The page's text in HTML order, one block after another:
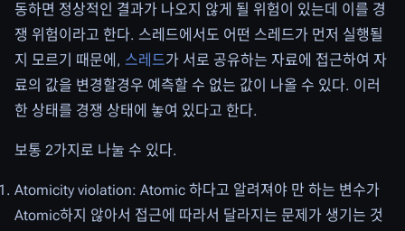
동하면 정상적인 결과가 나오지 않게 될 위험이 있는데 이를 경
쟁 위험이라고 한다. 스레드에서도 어떤 스레드가 먼저 실행될
지 모르기 때문에, 스레드가 서로 공유하는 자료에 접근하여 자
료의 값을 변경할경우 예측할 수 없는 값이 나올 수 있다. 이러
한 상태를 경쟁 상태에 놓여 있다고 한다.
보통 2가지로 나눌 수 있다.
Atomicity violation: Atomic 하다고 알려져야 만 하는 변수가
Atomic하지 않아서 접근에 따라서 달라지는 문제가 생기는 것